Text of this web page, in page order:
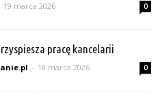
19 marca 2026 0
pracę kancelarii
- 18 marca 2026 0